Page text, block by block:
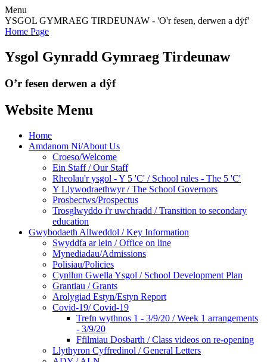
Menu
YSGOL GYMRAEG TIRDEUNAW - 'O'r fesen, derwen a dÿf'
Home Page
Ysgol Gynradd Gymraeg Tirdeunaw
O’r fesen derwen a dŷf
Website Menu
Home
Amdanom Ni/About Us
Croeso/Welcome
Ein Staff / Our Staff
Rheolau'r ysgol - Y 5 'C' / School rules - The 5 'C'
Y Llywodraethwyr / The School Governors
Prosbectws/Prospectus
Trosglwyddo i'r uwchradd / Transition to secondary
education
Gwybodaeth Allweddol / Key Information
Swyddfa ar lein / Office on line
Mynediadau/Admissions
Polisiau/Policies
Cynllun Gwella Ysgol / School Development Plan
Grantiau / Grants
Arolygiad Estyn/Estyn Report
Covid-19/ Covid-19
Trefn wythnos 1 - 3/9/20 / Week 1 arrangements
- 3/9/20
Ffilmiau Dosbarth / Class videos on re-opening
Llythyron Cyffredinol / General Letters